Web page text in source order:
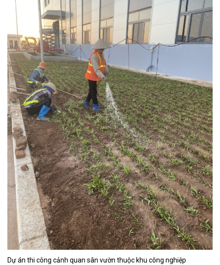
Dự án thi công cảnh quan sân vườn thuộc khu công nghiệp